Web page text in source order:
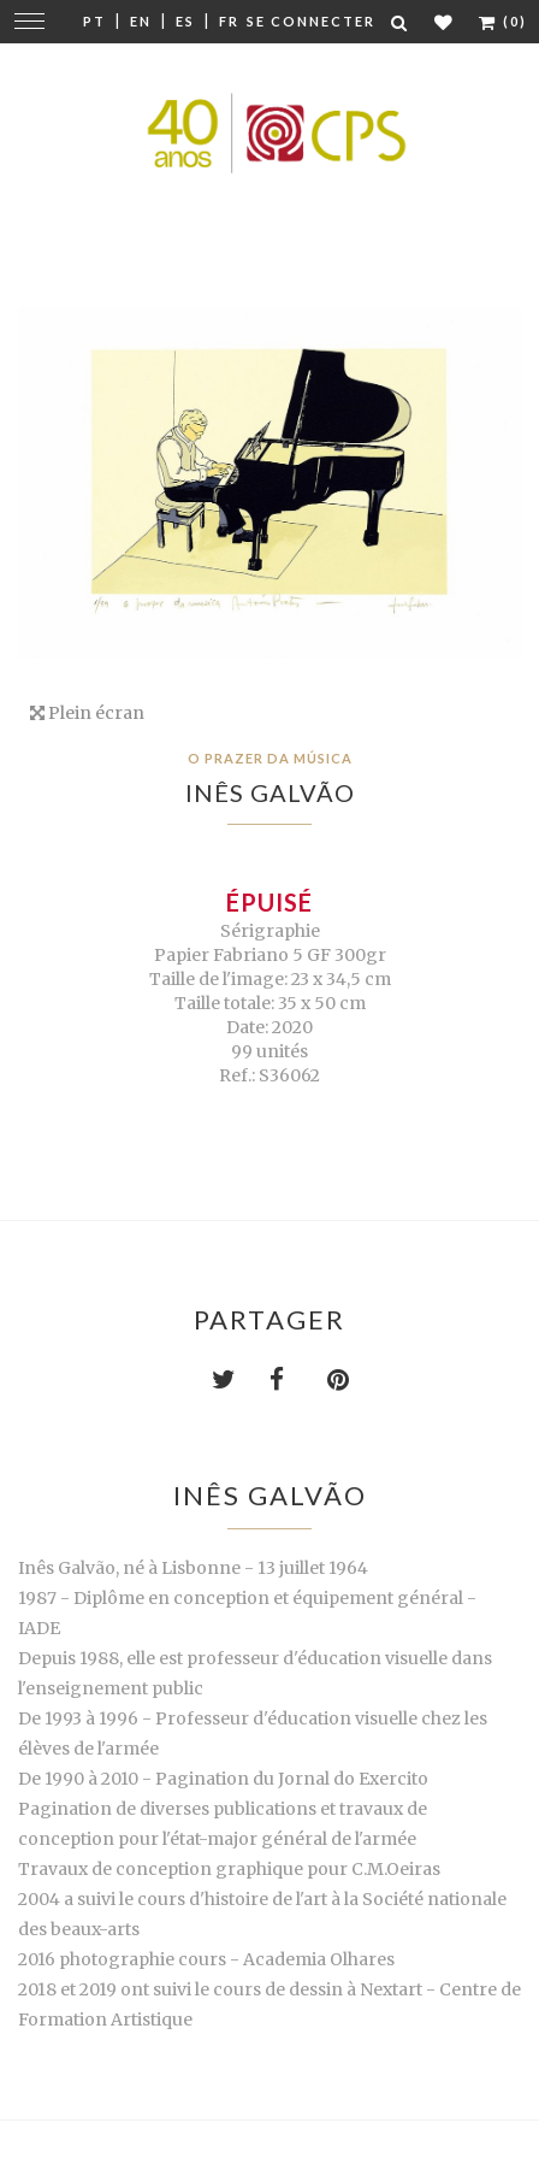
PT | EN | ES | FR SE CONNECTER (0)
Modifier
la
Plein écran
O PRAZER DA MÚSICA
INÊS GALVÃO
ÉPUISÉ
Sérigraphie
Papier Fabriano 5 GF 300gr
Taille de l'image: 23 x 34,5 cm
Taille totale: 35 x 50 cm
Date: 2020
99 unités
Ref.: S36062
PARTAGER
INÊS GALVÃO
Inês Galvão, né à Lisbonne - 13 juillet 1964
1987 - Diplôme en conception et équipement général -
IADE
Depuis 1988, elle est professeur d'éducation visuelle dans
l'enseignement public
De 1993 à 1996 - Professeur d'éducation visuelle chez les
élèves de l'armée
De 1990 à 2010 - Pagination du Jornal do Exercito
Pagination de diverses publications et travaux de
conception pour l'état-major général de l'armée
Travaux de conception graphique pour C.M.Oeiras
2004 a suivi le cours d'histoire de l'art à la Société nationale
des beaux-arts
2016 photographie cours - Academia Olhares
2018 et 2019 ont suivi le cours de dessin à Nextart - Centre de
Formation Artistique